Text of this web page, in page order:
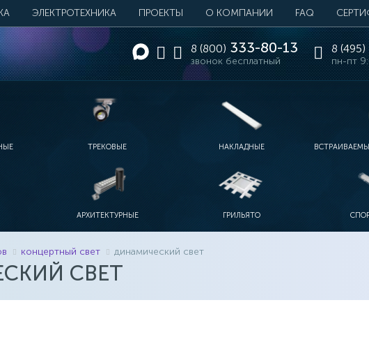
ЭЛЕКТРОТЕХНИКА ПРОЕКТЫ О КОМПАНИИ FAQ
8 (800)333-80-13
звонок бесплатный
8 (495)
пн-пт
ТРЕКОВЫЕ НАКЛАДНЫЕ
АРХИТЕКТУРНЫЕ ГРИЛЬЯТО
концертный свет динамический свет
СВЕТ